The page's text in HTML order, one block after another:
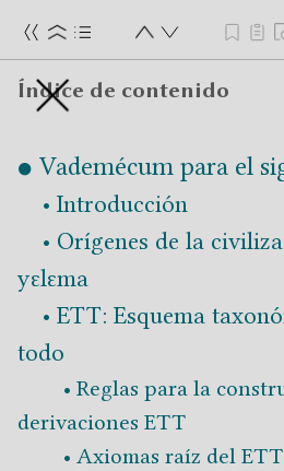
Importante: las anotaciones se
localmente, en tu navegador, si
archivos temporales se pierden. Si
conservar las puedes exportar.
No se ha creado ninguna anotación.
Búsqueda global
Índice de contenido
Vademécum para el
Introducción
Orígenes de la
yɛlɛma
ETT: Esquema
todo
Reglas para la
derivaciones ETT
Axiomas raíz del ETT
el siglo XXII
Aspectos
Existe un esbozo relativamente